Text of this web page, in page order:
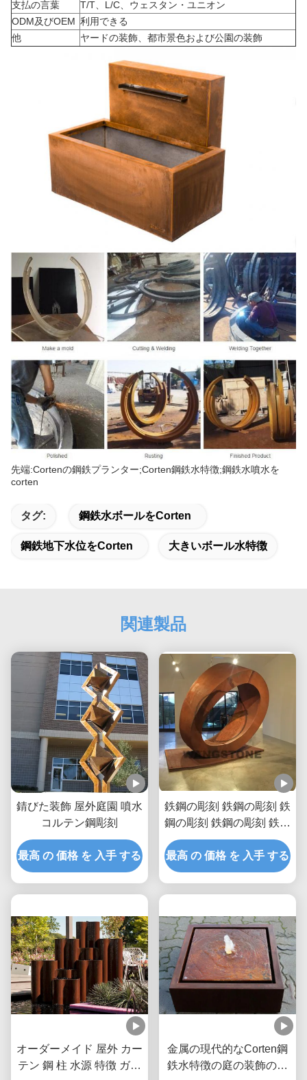
支払の言葉
T/T、L/C、ウェスタン・ユニオン
ODM及びOEM 利用できる
他
ヤードの装飾、都市景色および公園の装飾
先端:Cortenの鋼鉄プランター;Corten鋼鉄水特徴;鋼鉄水噴水を
corten
タグ: 鋼鉄水ボールをcorten
鋼鉄地下水位をcorten 大きいボール水特徴
関連製品
錆びた装飾 屋外庭園 噴水
コルテン鋼彫刻
最高 の 価格 を 入手 する
鉄鋼の彫刻 鉄鋼の彫刻 鉄
鋼の彫刻 鉄鋼の彫刻 鉄鋼
の彫刻
最高 の 価格 を 入手 する
オーダーメイド 屋外 カー
テン 鋼 柱 水源 特徴 ガー
金属の現代的なCorten鋼
鉄水特徴の庭の装飾の錆